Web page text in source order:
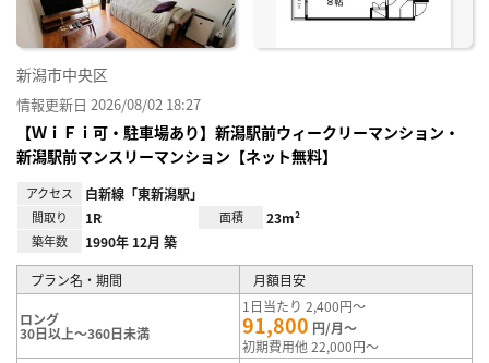
新潟市中央区
情報更新日 2026/08/02 18:27
【ＷｉＦｉ可・駐車場あり】新潟駅前ウィークリーマンション・
新潟駅前マンスリーマンション【ネット無料】
アクセス 白新線「東新潟駅」
間取り 1R 面積 23m²
築年数 1990年 12月 築
プラン名・期間 月額目安
ロング
30日以上～360日未満
1日当たり 2,400円～
91,800 円/月～
初期費用他 22,000円～